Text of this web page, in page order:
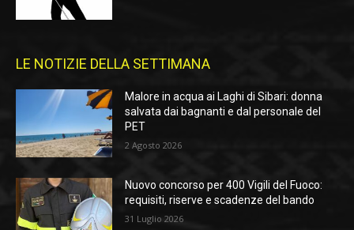
LE NOTIZIE DELLA SETTIMANA
Malore in acqua ai Laghi di Sibari: donna
salvata dai bagnanti e dal personale del
PET
2 Agosto 2026
Nuovo concorso per 400 Vigili del Fuoco:
requisiti, riserve e scadenze del bando
31 Luglio 2026